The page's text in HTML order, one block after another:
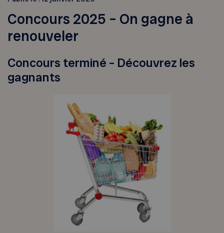
Concours 2025 – On gagne à
renouveler
Concours terminé – Découvrez les
gagnants